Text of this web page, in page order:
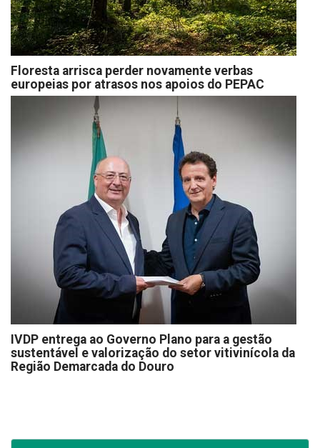
Floresta arrisca perder novamente verbas
europeias por atrasos nos apoios do PEPAC
IVDP entrega ao Governo Plano para a gestão
sustentável e valorização do setor vitivinícola da
Região Demarcada do Douro